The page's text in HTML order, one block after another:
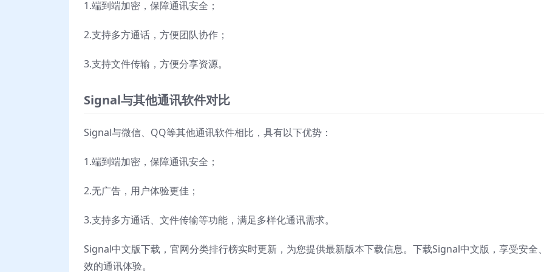
1.端到端加密，保障通讯安全；
2.支持多方通话，方便团队协作；
3.支持文件传输，方便分享资源。
Signal与其他通讯软件对比
Signal与微信、QQ等其他通讯软件相比，具有以下优势：
1.端到端加密，保障通讯安全；
2.无广告，用户体验更佳；
3.支持多方通话、文件传输等功能，满足多样化通讯需求。
Signal中文版下载，官网分类排行榜实时更新，为您提供最新版本下载信息。下载Signal中文版，享受安全
效的通讯体验。